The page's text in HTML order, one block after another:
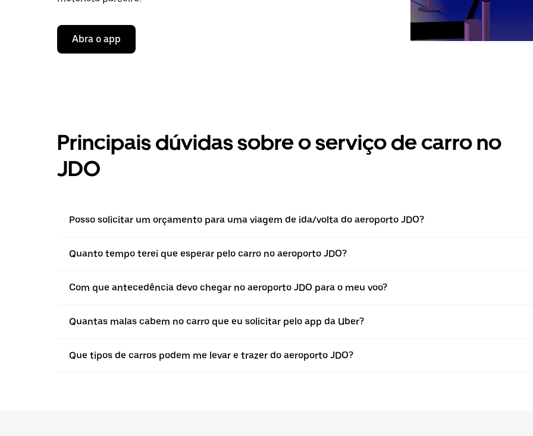
Abra o app
Principais dúvidas sobre o serviço de carro no
JDO
Posso solicitar um orçamento para uma viagem de ida/volta do aeroporto JDO?
Quanto tempo terei que esperar pelo carro no aeroporto JDO?
Com que antecedência devo chegar no aeroporto JDO para o meu voo?
Quantas malas cabem no carro que eu solicitar pelo app da Uber?
Que tipos de carros podem me levar e trazer do aeroporto JDO?